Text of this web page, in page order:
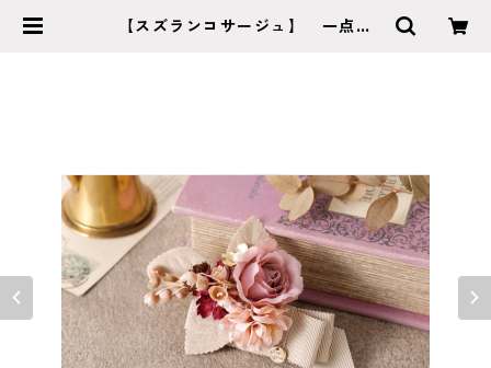
【スズランコサージュ】 一点の